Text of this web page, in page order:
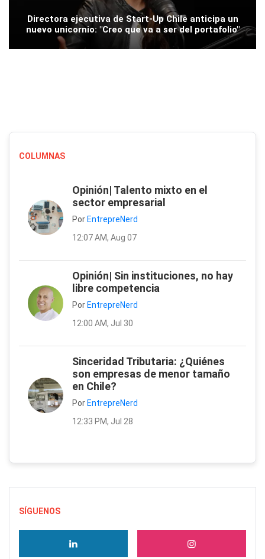
Directora ejecutiva de Start-Up Chile anticipa un
nuevo unicornio: "Creo que va a ser del portafolio"
COLUMNAS
Opinión| Talento mixto en el
sector empresarial
Por EntrepreNerd
12:07 AM, Aug 07
Opinión| Sin instituciones, no hay
libre competencia
Por EntrepreNerd
12:00 AM, Jul 30
Sinceridad Tributaria: ¿Quiénes
son empresas de menor tamaño
en Chile?
Por EntrepreNerd
12:33 PM, Jul 28
SÍGUENOS